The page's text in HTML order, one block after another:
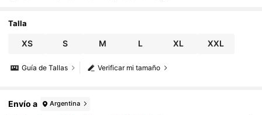
Talla
XS S M L XL XXL
Verificar mi tamaño
Guía de Tallas
Envío a Argentina